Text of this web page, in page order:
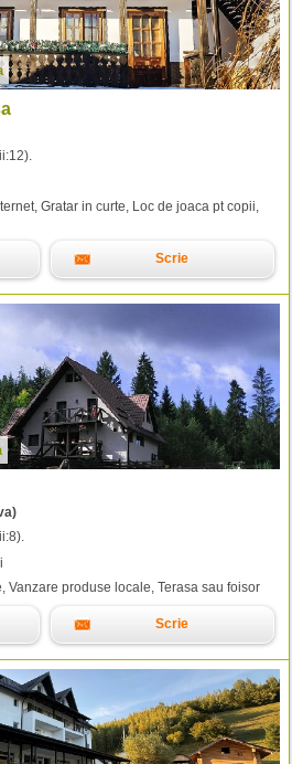
12).
Gratar in curte, Loc de joaca pt copii,
Scrie
8).
Vanzare produse locale, Terasa sau foisor
Scrie